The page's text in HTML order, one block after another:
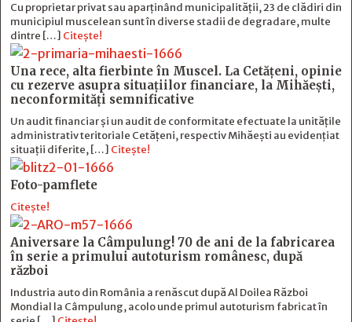
Cu proprietar privat sau aparținând municipalității, 23 de clădiri din
municipiul muscelean sunt în diverse stadii de degradare, multe
dintre […] Citește!
Una rece, alta fierbinte în Muscel. La Cetăţeni, opinie
cu rezerve asupra situaţiilor financiare, la Mihăeşti,
neconformităţi semnificative
Un audit financiar și un audit de conformitate efectuate la unitățile
administrativ teritoriale Cetățeni, respectiv Mihăești au evidențiat
situații diferite, […] Citește!
Foto-pamflete
Citește!
Aniversare la Câmpulung! 70 de ani de la fabricarea
în serie a primului autoturism românesc, după
război
Industria auto din România a renăscut după Al Doilea Război
Mondial la Câmpulung, acolo unde primul autoturism fabricat în